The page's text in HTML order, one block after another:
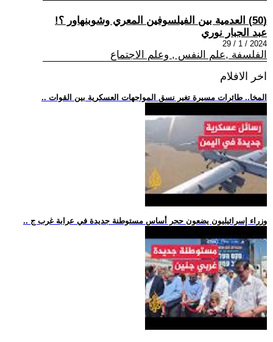
(50) العدمية بين الفيلسوفين المعري وشوبنهاور ؟!
عبد الجبار نوري
2024 / 1 / 29
الفلسفة ,علم النفس , وعلم الاجتماع
اخر الافلام
.. المخا.. طائرات مسيرة تغير نسق المواجهات العسكرية بين القوات
.. وزراء إسرائيليون يضعون حجر أساس مستوطنة جديدة في عرابة غرب ج